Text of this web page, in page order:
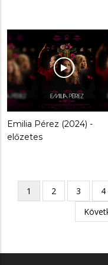
Emilia Pérez (2024) -
előzetes
Oldalszámozás
Jelenlegi
oldal
1 Oldal
2 Oldal
3 4
oldal